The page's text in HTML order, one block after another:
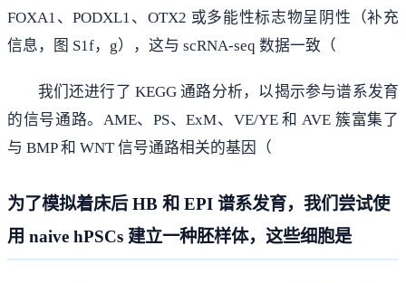
FOXA1、PODXL1、OTX2 或多能性标志物呈阴性（补充
信息，图 S1f，g），这与 scRNA-seq 数据一致（
我们还进行了 KEGG 通路分析，以揭示参与谱系发育
的信号通路。AME、PS、ExM、VE/YE 和 AVE 簇富集了
与 BMP 和 WNT 信号通路相关的基因（
为了模拟着床后 HB 和 EPI 谱系发育，我们尝试使
用 naive hPSCs 建立一种胚样体，这些细胞是